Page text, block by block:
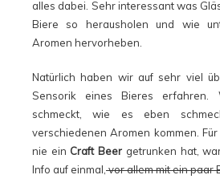
alles dabei. Sehr interessant was
Biere so herausholen und wie
Aromen hervorheben.
Natürlich haben wir auf sehr viel
Sensorik eines Bieres
schmeckt, wie es eben
verschiedenen Aromen kommen.
nie ein Craft Beer getrunken hat,
Info auf einmal, vor allem mit ein paar